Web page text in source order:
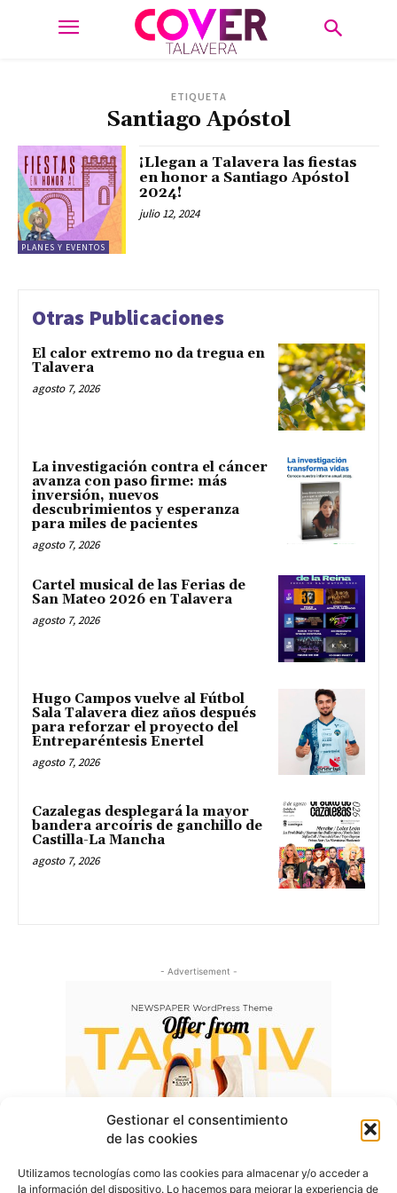
Gestionar el consentimiento
de las cookies
Utilizamos tecnologías como las cookies para almacenar y/o acceder a
la información del dispositivo. Lo hacemos para mejorar la experiencia de
ETIQUETA
Santiago Apóstol
PLANES Y EVENTOS
¡Llegan a Talavera las fiestas
en honor a Santiago Apóstol
2024!
julio 12, 2024
Otras Publicaciones
El calor extremo no da tregua en
Talavera
agosto 7, 2026
La investigación contra el cáncer
avanza con paso firme: más
inversión, nuevos
descubrimientos y esperanza
para miles de pacientes
agosto 7, 2026
Cartel musical de las Ferias de
San Mateo 2026 en Talavera
agosto 7, 2026
Hugo Campos vuelve al Fútbol
Sala Talavera diez años después
para reforzar el proyecto del
Entreparéntesis Enertel
agosto 7, 2026
Cazalegas desplegará la mayor
bandera arcoíris de ganchillo de
Castilla-La Mancha
agosto 7, 2026
- Advertisement -